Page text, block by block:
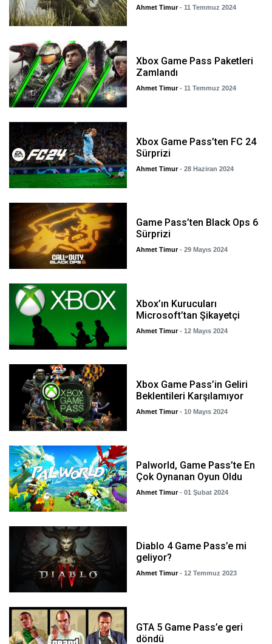
Ahmet Timur - 11 Temmuz 2024
Xbox Game Pass Paketleri
Zamlandı
Ahmet Timur - 11 Temmuz 2024
Xbox Game Pass’ten FC 24
Sürprizi
Ahmet Timur - 28 Haziran 2024
Game Pass’ten Black Ops 6
Sürprizi
Ahmet Timur - 29 Mayıs 2024
Xbox’ın Kurucuları
Microsoft’tan Şikayetçi
Ahmet Timur - 12 Mayıs 2024
Xbox Game Pass’in Geliri
Beklentileri Karşılamıyor
Ahmet Timur - 10 Mayıs 2024
Palworld, Game Pass’te En
Çok Oynanan Oyun Oldu
Ahmet Timur - 01 Şubat 2024
Diablo 4 Game Pass’e mi
geliyor?
Ahmet Timur - 12 Temmuz 2023
GTA 5 Game Pass’e geri
döndü